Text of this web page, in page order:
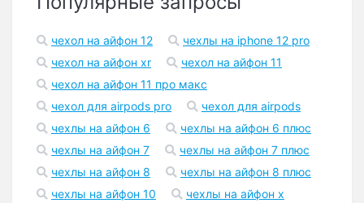
чехол на айфон 12
чехлы на iphone 12 pro
чехол на айфон xr
чехол на айфон 11
чехол на айфон 11 про макс
чехол для airpods pro
чехол для airpods
чехлы на айфон 6
чехлы на айфон 6 плюс
чехлы на айфон 7
чехлы на айфон 7 плюс
чехлы на айфон 8
чехлы на айфон 8 плюс
чехлы на айфон 10
чехлы на айфон x